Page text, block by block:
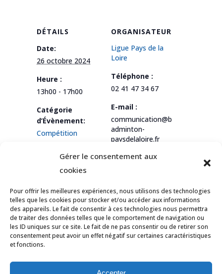
Gérer le consentement aux
cookies
Pour offrir les meilleures expériences, nous utilisons des technologies
telles que les cookies pour stocker et/ou accéder aux informations
des appareils. Le fait de consentir à ces technologies nous permettra
de traiter des données telles que le comportement de navigation ou
les ID uniques sur ce site. Le fait de ne pas consentir ou de retirer son
consentement peut avoir un effet négatif sur certaines caractéristiques
et fonctions.
DÉTAILS
Date:
26 octobre 2024
Heure :
13h00 - 17h00
Catégorie
d’Évènement:
Compétition
ORGANISATEUR
Ligue Pays de la
Loire
Téléphone :
02 41 47 34 67
E-mail :
communication@b
adminton-
paysdelaloire.fr
Voir le site
Trophée Interrégional
Jeunes – Etape 1
Stage “Petits
Citrouilles”